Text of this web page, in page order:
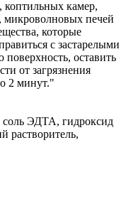
коптильных камер,
печей
которые
с застарелыми
оставить
от загрязнения
2 минут."
ЭДТА, гидроксид
растворитель,